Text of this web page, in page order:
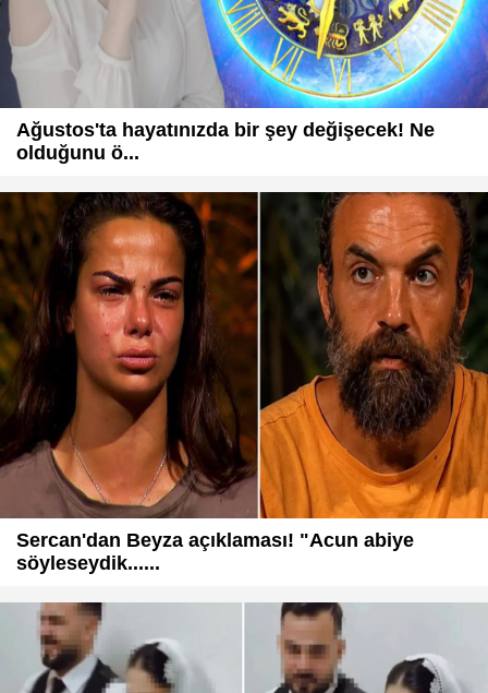
Ağustos'ta hayatınızda bir şey değişecek! Ne
olduğunu ö...
Sercan'dan Beyza açıklaması! "Acun abiye
söyleseydik......